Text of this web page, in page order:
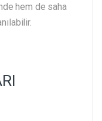
hem de saha